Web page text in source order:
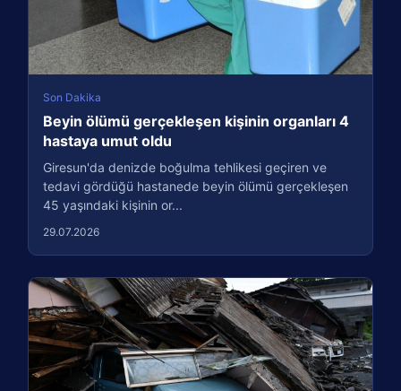
Son Dakika
Beyin ölümü gerçekleşen kişinin organları 4
hastaya umut oldu
Giresun'da denizde boğulma tehlikesi geçiren ve
tedavi gördüğü hastanede beyin ölümü gerçekleşen
45 yaşındaki kişinin or...
29.07.2026